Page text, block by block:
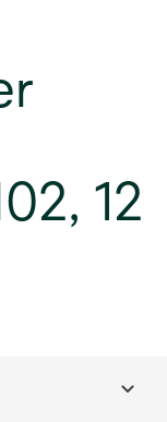
12